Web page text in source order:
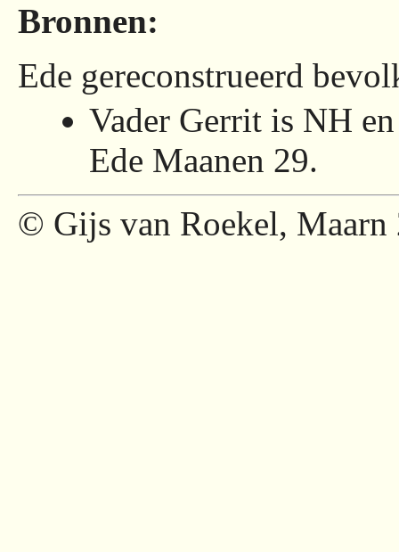
Bronnen:
Ede gereconstrueerd
Vader Gerrit is NH
Ede Maanen 29.
© Gijs van Roekel, Maarn